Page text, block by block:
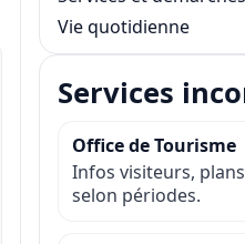
Vie quotidienne
Services
Office de Tourisme
Infos visiteurs,
selon périodes.